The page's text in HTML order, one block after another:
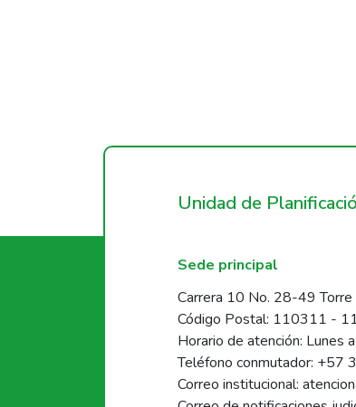
Unidad de
Sede principal
Carrera 10 No. 28-49
Código Postal: 110311 -
Horario de atención: Lunes
Teléfono conmutador: +57
Correo institucional: